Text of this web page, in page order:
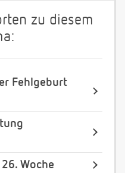
zu diesem
Fehlgeburt
Woche